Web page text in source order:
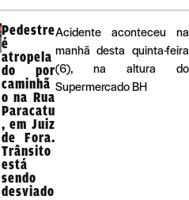
Pedestre
é
atropela
do por
caminhã
o na Rua
Paracatu
, em Juiz
de Fora.
Trânsito
está
sendo
desviado
Acidente aconteceu na
manhã desta quinta-feira
(6), na altura do
Supermercado BH